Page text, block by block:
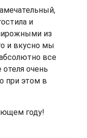
и
из
и вкусно мы
все
очень
при этом в
году!